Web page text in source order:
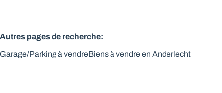
Autres pages de recherche:
Garage/Parking à vendreBiens à vendre en Anderlecht